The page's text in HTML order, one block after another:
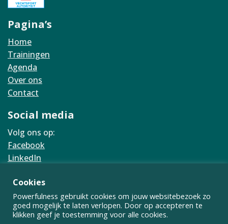
Pagina’s
Home
Trainingen
Agenda
Over ons
Contact
Social media
Volg ons op:
Facebook
LinkedIn
Overig
Cookiebeleid
Cookies
Powerfulness gebruikt cookies om jouw websitebezoek zo
goed mogelijk te laten verlopen. Door op accepteren te
klikken geef je toestemming voor alle cookies.